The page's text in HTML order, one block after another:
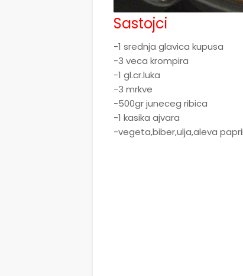
Sastojci
-1 srednja glavica kupusa
-3 veca krompira
-1 gl.cr.luka
-3 mrkve
-500gr juneceg ribica
-1 kasika ajvara
-vegeta,biber,ulja,aleva